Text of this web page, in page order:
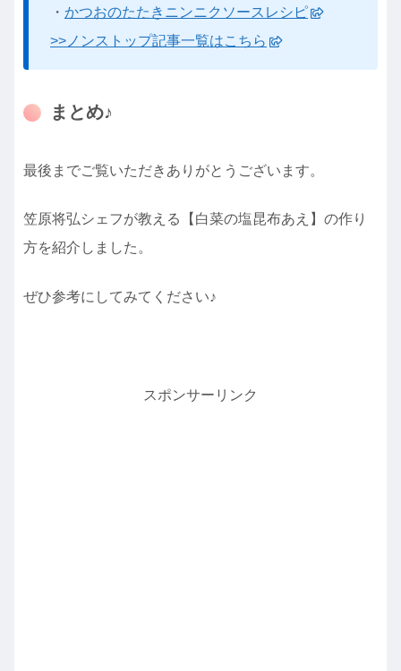
・ かつおのたたきニンニクソースレシピ
>>ノンストップ記事一覧はこちら
まとめ♪
最後までご覧いただきありがとうございます。
笠原将弘シェフが教える【白菜の塩昆布あえ】の作り
方を紹介しました。
ぜひ参考にしてみてください♪
スポンサーリンク